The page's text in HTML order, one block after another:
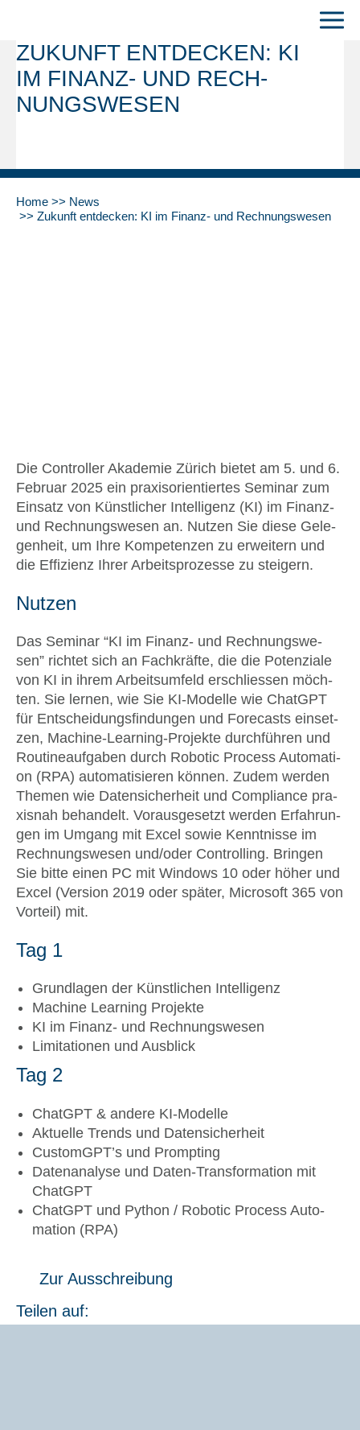
ZUKUNFT ENT­DECKEN: KI
IM FINANZ- UND RECH­
NUNGS­WE­SEN
Home
News
Zukunft ent­decken: KI im Finanz- und Rech­nungs­we­sen
Die Con­trol­ler Aka­de­mie Zürich bie­tet am 5. und 6.
Febru­ar 2025 ein pra­xis­ori­en­tier­tes Semi­nar zum
Ein­satz von Künst­li­cher Intel­li­genz (KI) im Finanz-
und Rech­nungs­we­sen an. Nut­zen Sie die­se Gele­
gen­heit, um Ihre Kom­pe­ten­zen zu erwei­tern und
die Effi­zi­enz Ihrer Arbeits­pro­zes­se zu stei­gern.
Nut­zen
Das Semi­nar “KI im Finanz- und Rech­nungs­we­
sen” rich­tet sich an Fach­kräf­te, die die Poten­zia­le
von KI in ihrem Arbeits­um­feld erschlies­sen möch­
ten. Sie ler­nen, wie Sie KI-Model­le wie ChatGPT
für Ent­schei­dungs­fin­dun­gen und Fore­casts ein­set­
zen, Machi­ne-Lear­ning-Pro­jek­te durch­füh­ren und
Rou­ti­ne­auf­ga­ben durch Robo­tic Pro­cess Auto­ma­ti­
on (RPA) auto­ma­ti­sie­ren kön­nen. Zudem wer­den
The­men wie Daten­si­cher­heit und Com­pli­ance pra­
xis­nah behan­delt. Vor­aus­ge­setzt wer­den Erfah­run­
gen im Umgang mit Excel sowie Kennt­nis­se im
Rech­nungs­we­sen und/oder Con­trol­ling. Brin­gen
Sie bit­te einen PC mit Win­dows 10 oder höher und
Excel (Ver­si­on 2019 oder spä­ter, Micro­soft 365 von
Vor­teil) mit.
Tag 1
Grund­la­gen der Künst­li­chen Intel­li­genz
Machi­ne Lear­ning Pro­jek­te
KI im Finanz- und Rech­nungs­we­sen
Limi­ta­tio­nen und Aus­blick
Tag 2
ChatGPT & ande­re KI-Model­le
Aktu­el­le Trends und Daten­si­cher­heit
CustomGPT’s und Promp­ting
Daten­ana­ly­se und Daten-Trans­for­ma­ti­on mit
ChatGPT
ChatGPT und Python / Robo­tic Pro­cess Auto­
ma­ti­on (RPA)
Zur Aus­schrei­bung
Teilen auf: